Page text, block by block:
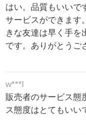
はい。品質もいいで
サービスができます
きな友達は早く手を
です。ありがとうご
w***l
販売者のサービス態
ス態度はとてもいい